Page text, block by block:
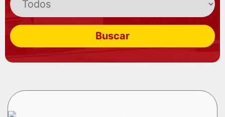
Buscar